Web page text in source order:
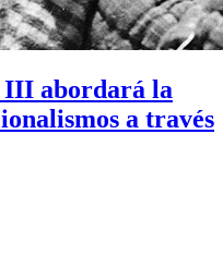
III abordará la
a través